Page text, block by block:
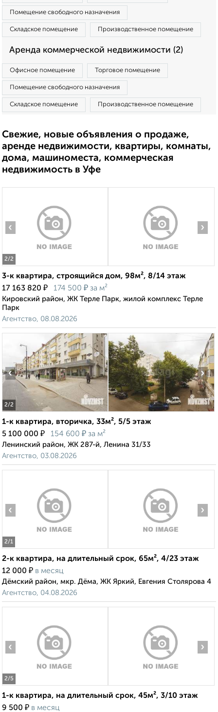
Помещение свободного назначения
Складское помещение Производственное помещение
Аренда коммерческой недвижимости (2)
Офисное помещение Торговое помещение
Помещение свободного назначения
Складское помещение Производственное помещение
Свежие, новые объявления о продаже,
аренде недвижимости, квартиры, комнаты,
дома, машиноместа, коммерческая
недвижимость в Уфе
2/2
‹ ›
3-к квартира, строящийся дом, 98м², 8/14 этаж
17 163 820 ₽ 174 500 ₽ за м²
Кировский район, ЖК Терле Парк, жилой комплекс Терле
Парк
Агентство, 08.08.2026
2/2
‹ ›
1-к квартира, вторичка, 33м², 5/5 этаж
5 100 000 ₽ 154 600 ₽ за м²
Ленинский район, ЖК 287-й, Ленина 31/33
Агентство, 03.08.2026
2/1
‹ ›
2-к квартира, на длительный срок, 65м², 4/23 этаж
12 000 ₽ в месяц
Дёмский район, мкр. Дёма, ЖК Яркий, Евгения Столярова 4
Агентство, 04.08.2026
2/5
‹ ›
1-к квартира, на длительный срок, 45м², 3/10 этаж
9 500 ₽ в месяц